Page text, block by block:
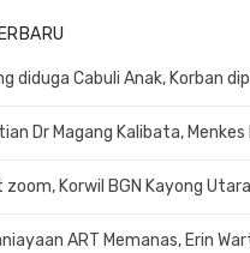
diduga Cabuli Anak, Korban
Dr Magang Kalibata,
zoom, Korwil BGN Kayong
ART Memanas, Erin